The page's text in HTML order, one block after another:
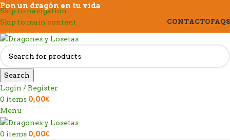
Skip to navigation
Skip to main content
Pon un dragón en tu vida
CONTACTOFAQS
Search
Login / Register
0 items 0,00€
Menu
0 items 0,00€